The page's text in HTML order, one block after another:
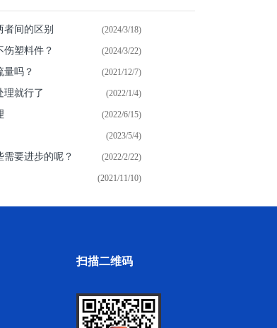
(2024/3/18)
者间的区别
(2024/3/22)
伤塑料件？
(2021/12/7)
量吗？
(2022/1/4)
理就行了
(2022/6/15)
(2023/5/4)
(2022/2/22)
要进步的呢？
(2021/11/10)
扫描二维码